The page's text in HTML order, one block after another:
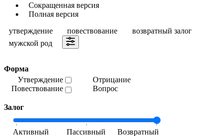
Сокращенная версия
Полная версия
утверждение
повествование
возвратный залог
мужской род
Форма
Утверждение
Повествование
Отрицание
Вопрос
Залог